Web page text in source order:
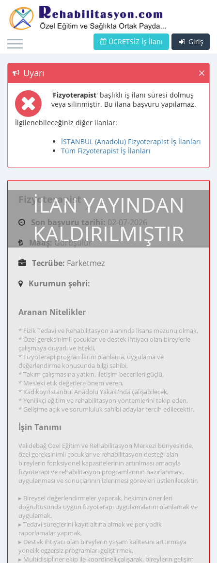
Giriş
ÜCRETSİZ İş İlanı
Uyarı
'Fizyoterapist' başlıklı iş ilanı süresi dolmuş
veya silinmiştir. Bu ilana başvuru yapılamaz.
İlgilenebileceğiniz diğer ilanlar:
İSTANBUL (Anadolu) Fizyoterapist İş İlanları
Tüm Fizyoterapist İş İlanları
İLAN YAYINDAN
KALDIRILMIŞTIR
Fizyoterapist
Son başvuru tarihi: 02-07-2026
Maaş: Görüşülür
Tecrübe: Farketmez
Kurumun şehri:
Aranan Nitelikler
* Fizik Tedavi ve Rehabilitasyon alanında lisans mezunu olmak,
* Özel gereksinimli çocuklar ve destek ihtiyacı olan bireylerle
çalışmaya duyarlı ve istekli,
* Fizyoterapi programlarını planlama, uygulama ve
değerlendirme konusunda bilgi sahibi,
* Takım çalışmasına yatkın, iletişim becerileri güçlü,
* Mesleki etik değerlere önem veren,
* Kadıköy/İstanbul Anadolu Yakası'nda çalışabilecek,
* Yenilikçi eğitim ve rehabilitasyon yöntemlerini takip eden,
* Gelişime açık ve sorumluluk sahibi adaylar tercih edilecektir.
İşin Tanımı
Validebağ Özel Eğitim ve Rehabilitasyon Merkezi bünyesinde,
özel gereksinimli çocuklar ve rehabilitasyon desteği alan
bireylerin fonksiyonel kapasitelerinin artırılması amacıyla
fizyoterapi ve rehabilitasyon programlarının hazırlanması,
uygulanması ve sonuçlarının izlenmesi görevleri üstlenilecektir.
▸ Bireysel değerlendirmeler yaparak, hekimin önerileri
doğrultusunda uygun fizyoterapi uygulamalarını planlamak ve
uygulamak,
▸ Tedavi süreçlerini kayıt altına almak ve periyodik
raporlamalar yapmak,
▸ Destek ihtiyacı olan bireylerin yaşam kalitesini arttırmaya
yönelik egzersiz programları geliştirmek,
▸ Multidisipliner ekip ile koordineli çalışarak, bireylerin gelişim